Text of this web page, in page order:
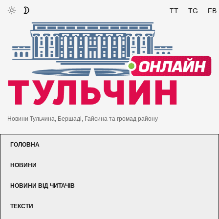
FB
TG
TT
Новини Тульчина, Бершаді, Гайсина та громад району
ГОЛОВНА
НОВИНИ
НОВИНИ ВІД ЧИТАЧІВ
ТЕКСТИ
#Піщанська Громада
#День Памʼяті Та